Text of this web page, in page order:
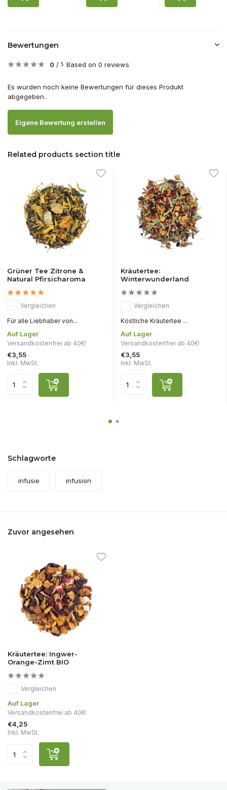
Bewertungen
0 / 5 Based on 0 reviews
Es wurden noch keine Bewertungen für dieses Produkt
abgegeben..
Eigene Bewertung erstellen
Related products section title
Grüner Tee Zitrone &
Natural Pfirsicharoma
Vergleichen
Für alle Liebhaber von...
Auf Lager
Versandkostenfrei ab 40€!
€3,55
Inkl. MwSt.
Kräutertee:
Winterwunderland
Vergleichen
Köstliche Kräutertee ...
Auf Lager
Versandkostenfrei ab 40€!
€3,55
Inkl. MwSt.
Schlagworte
infusie infusion
Zuvor angesehen
Kräutertee: Ingwer-
Orange-Zimt BIO
Vergleichen
Auf Lager
Versandkostenfrei ab 40€!
€4,25
Inkl. MwSt.